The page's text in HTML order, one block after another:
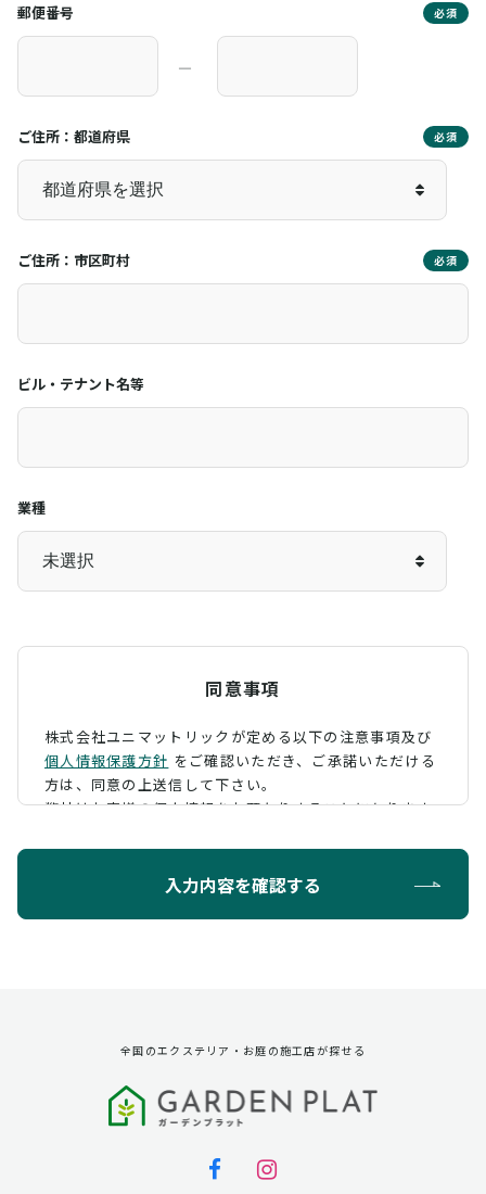
郵便番号 必須
―
ご住所：都道府県 必須
ご住所：市区町村 必須
ビル・テナント名等
業種
同意事項
株式会社ユニマットリックが定める以下の注意事項及び
個人情報保護方針 をご確認いただき、 ご承諾いただける
方は、同意の上送信して下さい。
弊社はお客様の個人情報をお預かりすることになります
ように定め、保護に努めております。
第三者への提供
弊社は法律で定められている場合を除いて、お客様の個
入力内容を確認する
全国のエクステリア・お庭の施工店が探せる